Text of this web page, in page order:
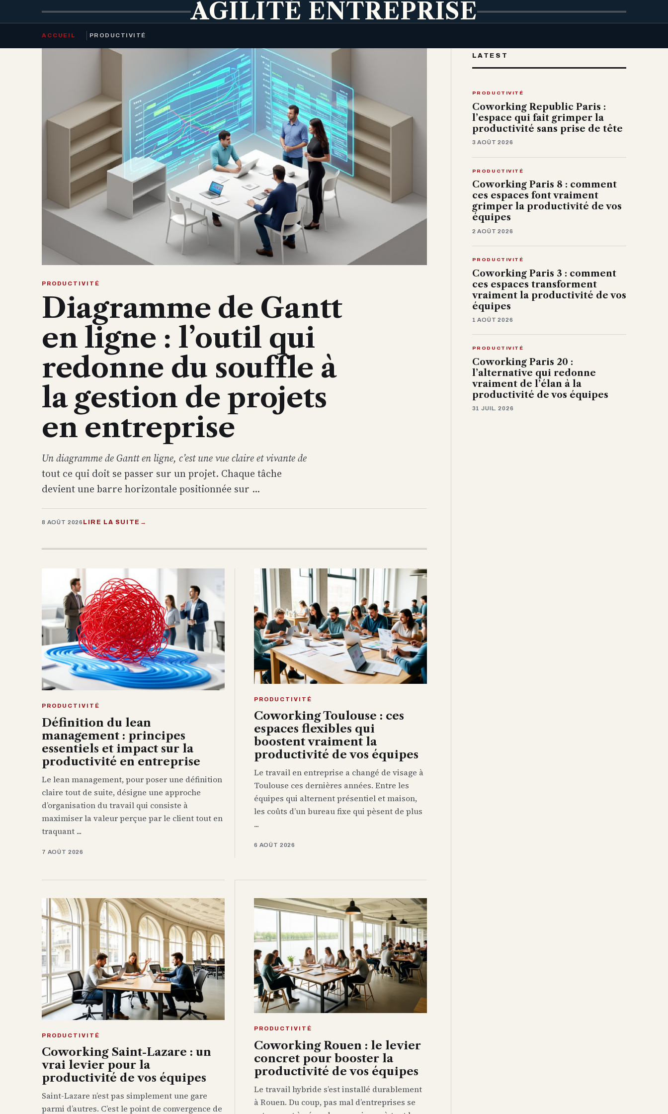
AGILITÉ ENTREPRISE
ACCUEIL PRODUCTIVITÉ
PRODUCTIVITÉ
Diagramme de Gantt
en ligne : l’outil qui
redonne du souffle à
la gestion de projets
en entreprise
Un diagramme de Gantt en ligne, c’est une vue claire et vivante de
tout ce qui doit se passer sur un projet. Chaque tâche
devient une barre horizontale positionnée sur ...
8 AOÛT 2026 LIRE LA SUITE →
PRODUCTIVITÉ
Définition du lean
management : principes
essentiels et impact sur la
productivité en entreprise
Le lean management, pour poser une définition
claire tout de suite, désigne une approche
d’organisation du travail qui consiste à
maximiser la valeur perçue par le client tout en
traquant ...
7 AOÛT 2026
PRODUCTIVITÉ
Coworking Toulouse : ces
espaces flexibles qui
boostent vraiment la
productivité de vos équipes
Le travail en entreprise a changé de visage à
Toulouse ces dernières années. Entre les
équipes qui alternent présentiel et maison,
les coûts d’un bureau fixe qui pèsent de plus
...
6 AOÛT 2026
PRODUCTIVITÉ
Coworking Saint-Lazare : un
vrai levier pour la
productivité de vos équipes
Saint-Lazare n’est pas simplement une gare
parmi d’autres. C’est le point de convergence de
PRODUCTIVITÉ
Coworking Rouen : le levier
concret pour booster la
productivité de vos équipes
Le travail hybride s’est installé durablement
à Rouen. Du coup, pas mal d’entreprises se
LATEST
PRODUCTIVITÉ
Coworking Republic Paris :
l’espace qui fait grimper la
productivité sans prise de tête
3 AOÛT 2026
PRODUCTIVITÉ
Coworking Paris 8 : comment
ces espaces font vraiment
grimper la productivité de vos
équipes
2 AOÛT 2026
PRODUCTIVITÉ
Coworking Paris 3 : comment
ces espaces transforment
vraiment la productivité de vos
équipes
1 AOÛT 2026
PRODUCTIVITÉ
Coworking Paris 20 :
l’alternative qui redonne
vraiment de l’élan à la
productivité de vos équipes
31 JUIL. 2026